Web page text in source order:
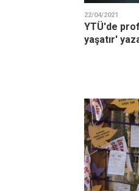
22/04/2021
YTÜ'de
yaşatır'